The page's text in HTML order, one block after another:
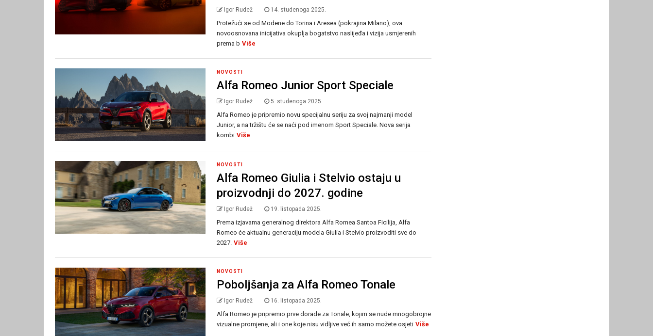
Igor Rudež 14. studenoga 2025.
Protežući se od Modene do Torina i Aresea (pokrajina Milano), ova
novoosnovana inicijativa okuplja bogatstvo naslijeđa i vizija usmjerenih
prema b Više
NOVOSTI
Alfa Romeo Junior Sport Speciale
Igor Rudež 5. studenoga 2025.
Alfa Romeo je pripremio novu specijalnu seriju za svoj najmanji model
Junior, a na tržištu će se naći pod imenom Sport Speciale. Nova serija
kombi Više
NOVOSTI
Alfa Romeo Giulia i Stelvio ostaju u
proizvodnji do 2027. godine
Igor Rudež 19. listopada 2025.
Prema izjavama generalnog direktora Alfa Romea Santoa Ficilija, Alfa
Romeo će aktualnu generaciju modela Giulia i Stelvio proizvoditi sve do
2027. Više
NOVOSTI
Poboljšanja za Alfa Romeo Tonale
Igor Rudež 16. listopada 2025.
Alfa Romeo je pripremio prve dorade za Tonale, kojim se nude mnogobrojne
vizualne promjene, ali i one koje nisu vidljive već ih samo možete osjeti Više